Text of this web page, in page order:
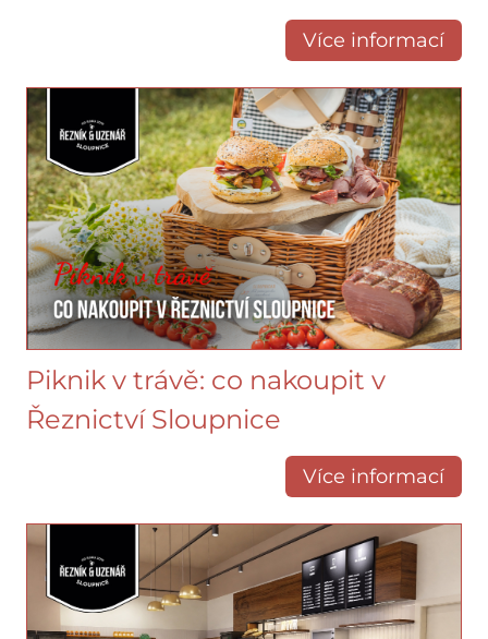
Více informací
Piknik v trávě: co nakoupit v
Řeznictví Sloupnice
Více informací